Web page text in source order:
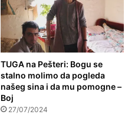
TUGA na Pešteri: Bogu se
stalno molimo da pogleda
našeg sina i da mu pomogne –
Boj
27/07/2024